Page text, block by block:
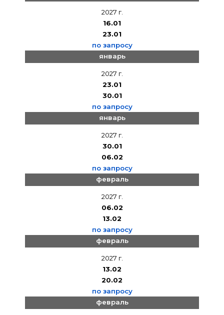
2027 г.
16.01
23.01
по запросу
январь
2027 г.
23.01
30.01
по запросу
январь
2027 г.
30.01
06.02
по запросу
февраль
2027 г.
06.02
13.02
по запросу
февраль
2027 г.
13.02
20.02
по запросу
февраль